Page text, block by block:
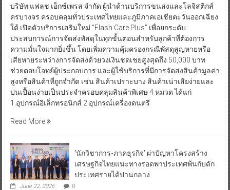
บริษัท แฟลช เอ็กซ์เพรส จำกัด ผู้นำด้านบริการขนส่งและโลจิสติกส์
ครบวงจร ครอบคลุมทั่วประเทศไทยและภูมิภาคเอเชียตะวันออกเฉียง
ใต้ เปิดตัวบริการเสริมใหม่ “Flash Care Plus” เพื่อยกระดับ
ประสบการณ์การจัดส่งพัสดุในทุกขั้นตอนสำหรับลูกค้าที่ต้องการ
ความมั่นใจมากยิ่งขึ้น โดยเพิ่มความคุ้มครองกรณีพัสดุสูญหายหรือ
เสียหายระหว่างการจัดส่งด้วยวงเงินชดเชยสูงสุดถึง 50,000 บาท
ช่วยตอบโจทย์ผู้ประกอบการ และผู้ใช้บริการที่มีการจัดส่งสินค้ามูลค่า
สูงหรือสินค้าที่ถูกจำกัด เช่น สินค้าเปราะบาง สินค้าเน่าเสียง่ายและ
ปนเปื้อนง่ายเป็นประจำครอบคลุมสินค้าพิเศษ 4 หมวด ได้แก่
1.อุปกรณ์อิเล็กทรอนิกส์ 2.อุปกรณ์เครื่องดนตรี
Read More
‘นักวิชาการ-ภาคธุรกิจ’ ผ่าปัญหาโครงสร้าง
เศรษฐกิจไทยแนะทางรอดพาประเทศพ้นกับดัก
ประเทศรายได้ปานกลาง
June 22, 2026 0